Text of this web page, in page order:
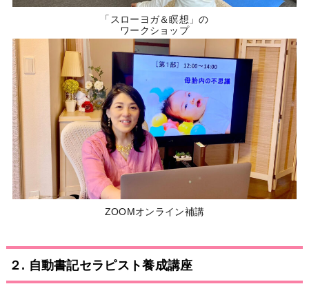
「スローヨガ＆瞑想」の
ワークショップ
ZOOMオンライン補講
２. 自動書記セラピスト養成講座